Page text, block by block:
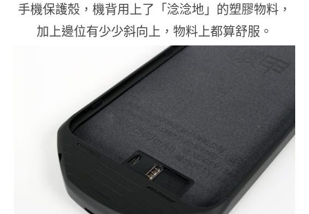
手機保護殼，機背用上了「淰淰地」的塑膠物料，
加上邊位有少少斜向上，物料上都算舒服。